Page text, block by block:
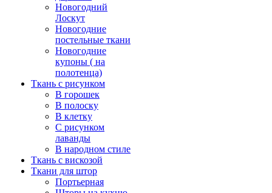
Новогодний
Лоскут
Новогодние
постельные ткани
Новогодние
купоны ( на
полотенца)
Ткань с рисунком
В горошек
В полоску
В клетку
С рисунком
лаванды
В народном стиле
Ткань с вискозой
Ткани для штор
Портьерная